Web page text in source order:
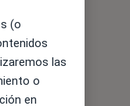
(o
las
o
en